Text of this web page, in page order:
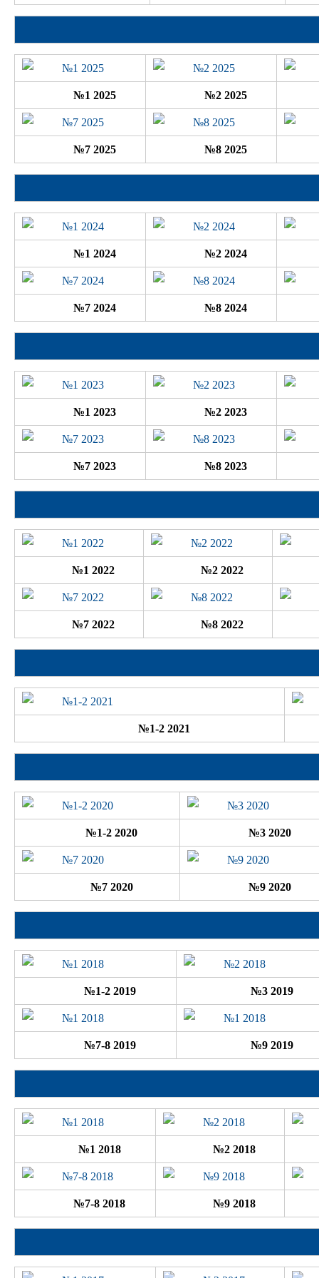
№1 2025 №2 2025
№7 2025 №8 2025
№1 2024 №2 2024
№7 2024 №8 2024
№1 2023 №2 2023
№7 2023 №8 2023
№1 2022 №2 2022
№7 2022 №8 2022
№1-2 2021
№1-2 2020 №3 2020
№7 2020 №9 2020
№1-2 2019 №3 2019
№7-8 2019 №9 2019
№1 2018 №2 2018
№7-8 2018 №9 2018